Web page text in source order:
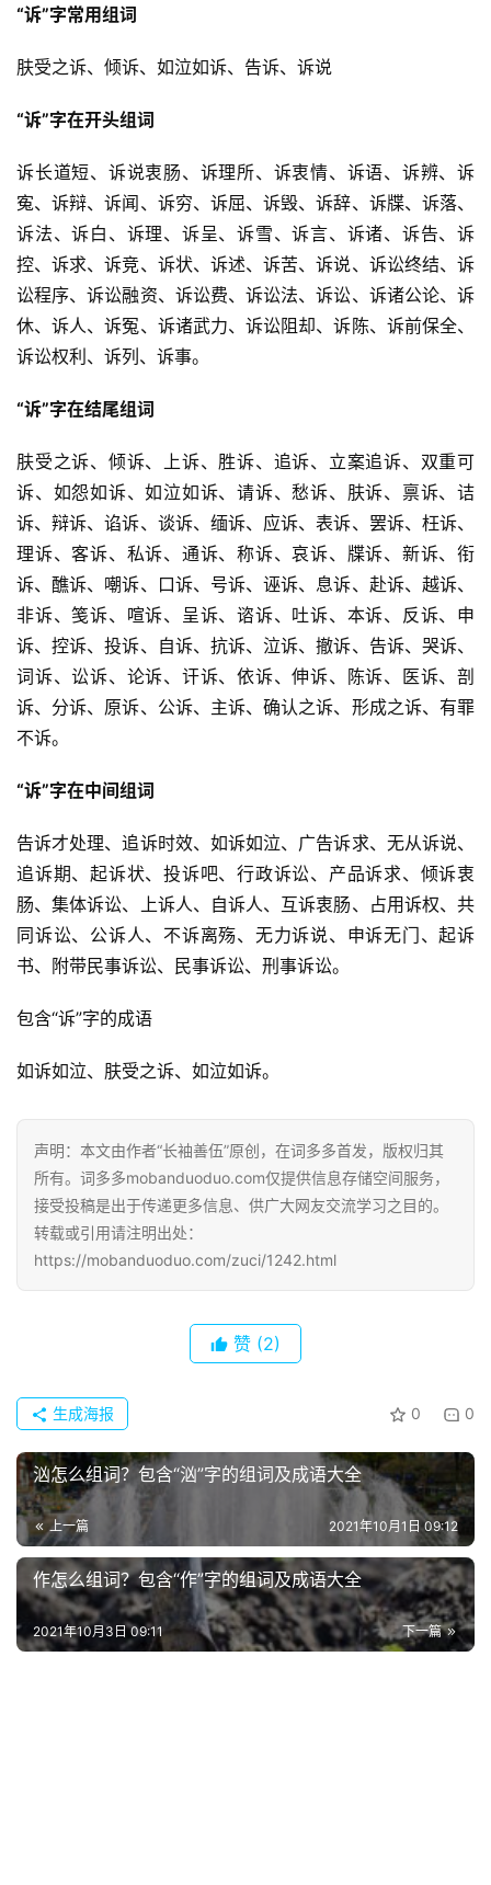
首
“诉”字常用组词
肤受之诉、倾诉、如泣如诉、告诉、诉说
“诉”字在开头组词
诉长道短、诉说衷肠、诉理所、诉衷情、诉语、诉辨、诉
寃、诉辩、诉闻、诉穷、诉屈、诉毁、诉辞、诉牒、诉落、
诉法、诉白、诉理、诉呈、诉雪、诉言、诉诸、诉告、诉
控、诉求、诉竞、诉状、诉述、诉苦、诉说、诉讼终结、诉
讼程序、诉讼融资、诉讼费、诉讼法、诉讼、诉诸公论、诉
休、诉人、诉冤、诉诸武力、诉讼阻却、诉陈、诉前保全、
诉讼权利、诉列、诉事。
“诉”字在结尾组词
肤受之诉、倾诉、上诉、胜诉、追诉、立案追诉、双重可
诉、如怨如诉、如泣如诉、请诉、愁诉、肤诉、禀诉、诘
诉、辩诉、谄诉、谈诉、缅诉、应诉、表诉、罢诉、枉诉、
理诉、客诉、私诉、通诉、称诉、哀诉、牒诉、新诉、衔
诉、醮诉、嘲诉、口诉、号诉、诬诉、息诉、赴诉、越诉、
非诉、笺诉、喧诉、呈诉、谘诉、吐诉、本诉、反诉、申
诉、控诉、投诉、自诉、抗诉、泣诉、撤诉、告诉、哭诉、
词诉、讼诉、论诉、讦诉、依诉、伸诉、陈诉、医诉、剖
诉、分诉、原诉、公诉、主诉、确认之诉、形成之诉、有罪
不诉。
“诉”字在中间组词
告诉才处理、追诉时效、如诉如泣、广告诉求、无从诉说、
追诉期、起诉状、投诉吧、行政诉讼、产品诉求、倾诉衷
肠、集体诉讼、上诉人、自诉人、互诉衷肠、占用诉权、共
同诉讼、公诉人、不诉离殇、无力诉说、申诉无门、起诉
书、附带民事诉讼、民事诉讼、刑事诉讼。
包含“诉”字的成语
如诉如泣、肤受之诉、如泣如诉。
声明：本文由作者“长袖善伍”原创，在词多多首发，版权归其
所有。词多多mobanduoduo.com仅提供信息存储空间服务，
接受投稿是出于传递更多信息、供广大网友交流学习之目的。
转载或引用请注明出处：
https://mobanduoduo.com/zuci/1242.html
赞 (2)
0 0
生成海报
汹怎么组词？包含“汹”字的组词及成语大全
上一篇 2021年10月1日 09:12
作怎么组词？包含“作”字的组词及成语大全
下一篇
2021年10月3日 09:11